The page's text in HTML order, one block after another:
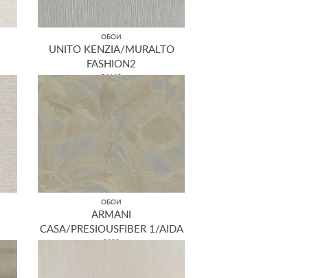
ОБОИ
UNITO KENZIA/MURALTO
FASHION2
34610
ОБОИ
ARMANI
CASA/PRESIOUSFIBER 1/AIDA
9020